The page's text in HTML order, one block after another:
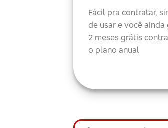
Fácil pra contratar,
de usar e você ainda
2 meses grátis
o plano anual